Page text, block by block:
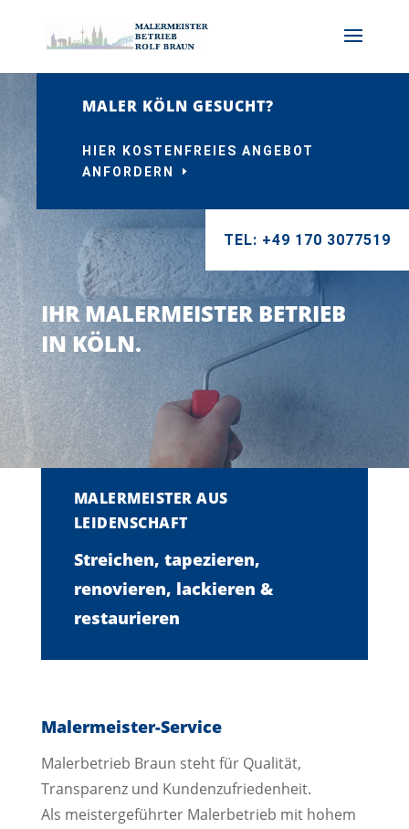
MALER KÖLN GESUCHT?
HIER KOSTENFREIES ANGEBOT
ANFORDERN
TEL: +49 170 3077519
IHR MALERMEISTER BETRIEB
IN KÖLN.
MALERMEISTER AUS
LEIDENSCHAFT
Streichen, tapezieren,
renovieren, lackieren &
restaurieren
Malermeister-Service
Malerbetrieb Braun steht für Qualität,
Transparenz und Kundenzufriedenheit.
Als meistergeführter Malerbetrieb mit hohem